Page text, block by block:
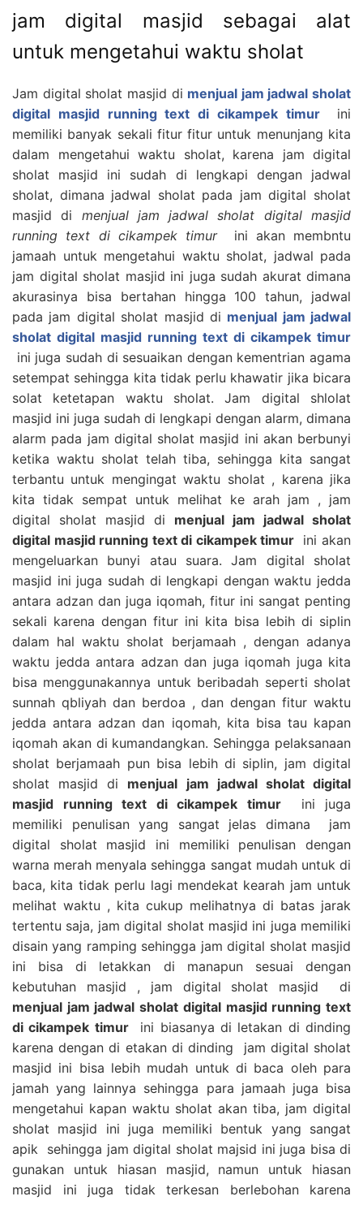
jam digital masjid sebagai alat
untuk mengetahui waktu sholat
Jam digital sholat masjid di menjual jam jadwal sholat
digital masjid running text di cikampek timurini
memiliki banyak sekali fitur fitur untuk menunjang kita
dalam mengetahui waktu sholat, karena jam digital
sholat masjid ini sudah di lengkapi dengan jadwal
sholat, dimana jadwal sholat pada jam digital sholat
masjid di menjual jam jadwal sholat digital masjid
running text di cikampek timurini akan membntu
jamaah untuk mengetahui waktu sholat, jadwal pada
jam digital sholat masjid ini juga sudah akurat dimana
akurasinya bisa bertahan hingga 100 tahun, jadwal
pada jam digital sholat masjid di menjual jam jadwal
sholat digital masjid running text di cikampek timur
ini juga sudah di sesuaikan dengan kementrian agama
setempat sehingga kita tidak perlu khawatir jika bicara
solat ketetapan waktu sholat. Jam digital shlolat
masjid ini juga sudah di lengkapi dengan alarm, dimana
alarm pada jam digital sholat masjid ini akan berbunyi
ketika waktu sholat telah tiba, sehingga kita sangat
terbantu untuk mengingat waktu sholat , karena jika
kita tidak sempat untuk melihat ke arah jam , jam
digital sholat masjid di menjual jam jadwal sholat
digital masjid running text di cikampek timur ini akan
mengeluarkan bunyi atau suara. Jam digital sholat
masjid ini juga sudah di lengkapi dengan waktu jedda
antara adzan dan juga iqomah, fitur ini sangat penting
sekali karena dengan fitur ini kita bisa lebih di siplin
dalam hal waktu sholat berjamaah , dengan adanya
waktu jedda antara adzan dan juga iqomah juga kita
bisa menggunakannya untuk beribadah seperti sholat
sunnah qbliyah dan berdoa , dan dengan fitur waktu
jedda antara adzan dan iqomah, kita bisa tau kapan
iqomah akan di kumandangkan. Sehingga pelaksanaan
sholat berjamaah pun bisa lebih di siplin, jam digital
sholat masjid di menjual jam jadwal sholat digital
masjid running text di cikampek timurini juga
memiliki penulisan yang sangat jelas dimana jam
digital sholat masjid ini memiliki penulisan dengan
warna merah menyala sehingga sangat mudah untuk di
baca, kita tidak perlu lagi mendekat kearah jam untuk
melihat waktu , kita cukup melihatnya di batas jarak
tertentu saja, jam digital sholat masjid ini juga memiliki
disain yang ramping sehingga jam digital sholat masjid
ini bisa di letakkan di manapun sesuai dengan
kebutuhan masjid , jam digital sholat masjid di
menjual jam jadwal sholat digital masjid running text
di cikampek timurini biasanya di letakan di dinding
karena dengan di etakan di dinding jam digital sholat
masjid ini bisa lebih mudah untuk di baca oleh para
jamah yang lainnya sehingga para jamaah juga bisa
mengetahui kapan waktu sholat akan tiba, jam digital
sholat masjid ini juga memiliki bentuk yang sangat
apik sehingga jam digital sholat majsid ini juga bisa di
gunakan untuk hiasan masjid, namun untuk hiasan
masjid ini juga tidak terkesan berlebohan karena